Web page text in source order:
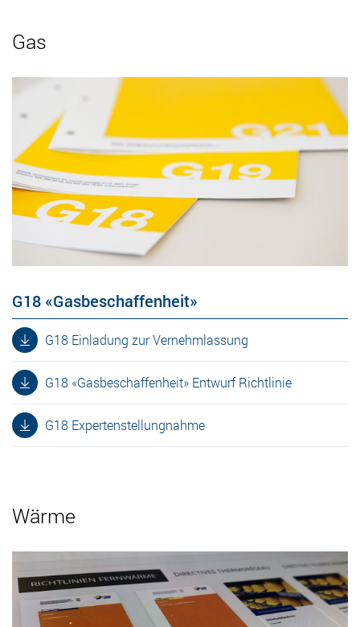
Gas
G18 «Gasbeschaffenheit»
G18 Einladung zur Vernehmlassung
G18 «Gasbeschaffenheit» Entwurf Richtlinie
G18 Expertenstellungnahme
Wärme